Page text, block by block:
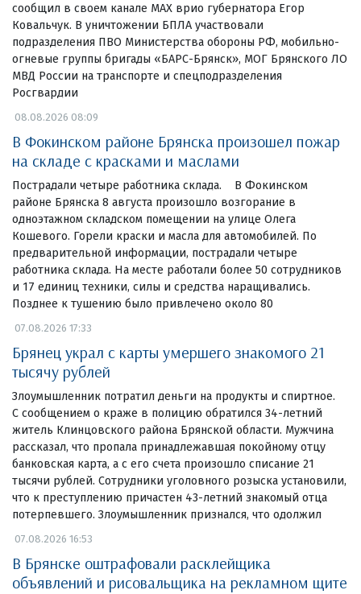
сообщил в своем канале МАХ врио губернатора Егор
Ковальчук. В уничтожении БПЛА участвовали
подразделения ПВО Министерства обороны РФ, мобильно-
огневые группы бригады «БАРС-Брянск», МОГ Брянского ЛО
МВД России на транспорте и спецподразделения
Росгвардии
08.08.2026 08:09
В Фокинском районе Брянска произошел пожар
на складе с красками и маслами
Пострадали четыре работника склада. В Фокинском
районе Брянска 8 августа произошло возгорание в
одноэтажном складском помещении на улице Олега
Кошевого. Горели краски и масла для автомобилей. По
предварительной информации, пострадали четыре
работника склада. На месте работали более 50 сотрудников
и 17 единиц техники, силы и средства наращивались.
Позднее к тушению было привлечено около 80
07.08.2026 17:33
Брянец украл с карты умершего знакомого 21
тысячу рублей
Злоумышленник потратил деньги на продукты и спиртное.
С сообщением о краже в полицию обратился 34-летний
житель Клинцовского района Брянской области. Мужчина
рассказал, что пропала принадлежавшая покойному отцу
банковская карта, а с его счета произошло списание 21
тысячи рублей. Сотрудники уголовного розыска установили,
что к преступлению причастен 43-летний знакомый отца
потерпевшего. Злоумышленник признался, что одолжил
07.08.2026 16:53
В Брянске оштрафовали расклейщика
объявлений и рисовальщика на рекламном щите